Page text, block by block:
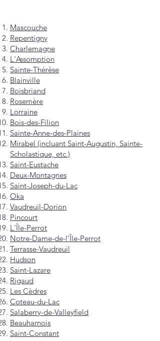
Mascouche
Repentigny
Charlemagne
L'Assomption
Sainte-Thérèse
Blainville
Boisbriand
Rosemère
Lorraine
Bois-des-Filion
Sainte-Anne-des-Plaines
Mirabel (incluant Saint-Augustin, Sainte-
Scholastique, etc.)
Saint-Eustache
Deux-Montagnes
Saint-Joseph-du-Lac
Oka
Vaudreuil-Dorion
Pincourt
L'Île-Perrot
Notre-Dame-de-l'Île-Perrot
Terrasse-Vaudreuil
Hudson
Saint-Lazare
Rigaud
Les Cèdres
Coteau-du-Lac
Salaberry-de-Valleyfield
Beauharnois
Saint-Constant